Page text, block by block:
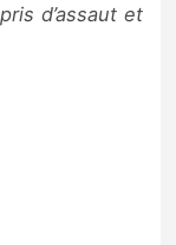
d’assaut et